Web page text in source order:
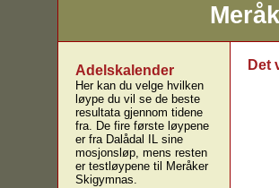
Adelskalender
Her kan du velge hvilken
løype du vil se de beste
resultata gjennom tidene
fra. De fire første løypene
er fra Dalådal IL sine
mosjonsløp, mens resten
er testløypene til Meråker
Skigymnas.
Det